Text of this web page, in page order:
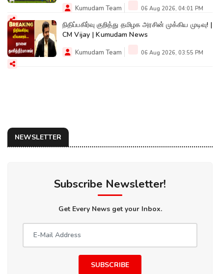
Kumudam Team 06 Aug 2026, 04:01 PM
நிதிப்பகிர்வு குறித்து தமிழக அரசின் முக்கிய முடிவு! |
CM Vijay | Kumudam News
Kumudam Team 06 Aug 2026, 03:55 PM
NEWSLETTER
Subscribe Newsletter!
Get Every News get your Inbox.
SUBSCRIBE